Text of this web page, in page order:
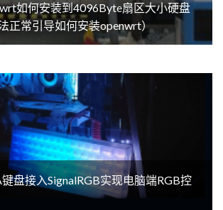
如何安装到4096Byte扇区大小硬盘
正常引导如何安装openwrt）
盘接入SignalRGB实现电脑端RGB控